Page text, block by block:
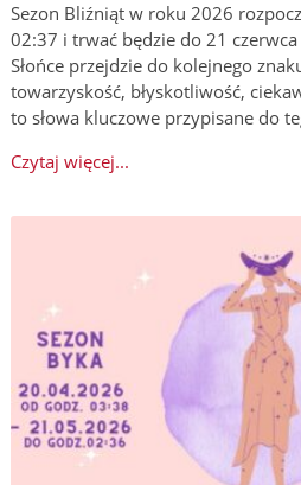
Sezon Bliźniąt w roku 2026
02:37 i trwać będzie do 21
Słońce przejdzie do kolejnego
towarzyskość, błyskotliwość,
to słowa kluczowe przypisane do
Czytaj więcej...